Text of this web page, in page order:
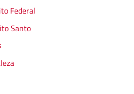
Federal
Santo